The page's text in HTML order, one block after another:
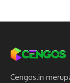
Cengos.in